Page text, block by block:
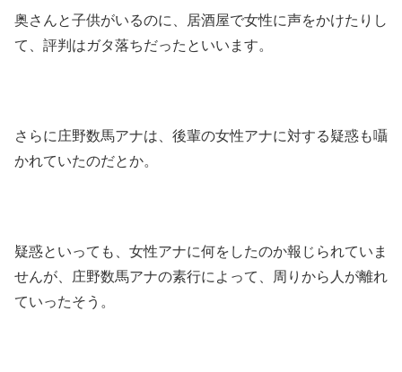
奥さんと子供がいるのに、居酒屋で女性に声をかけたりし
て、評判はガタ落ちだったといいます。
さらに庄野数馬アナは、後輩の女性アナに対する疑惑も囁
かれていたのだとか。
疑惑といっても、女性アナに何をしたのか報じられていま
せんが、庄野数馬アナの素行によって、周りから人が離れ
ていったそう。